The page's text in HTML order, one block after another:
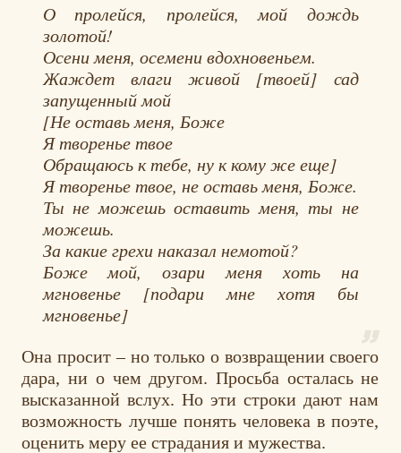
О пролейся, пролейся, мой дождь
золотой!
Осени меня, осемени вдохновеньем.
Жаждет влаги живой [твоей] сад
запущенный мой
[Не оставь меня, Боже
Я творенье твое
Обращаюсь к тебе, ну к кому же еще]
Я творенье твое, не оставь меня, Боже.
Ты не можешь оставить меня, ты не
можешь.
За какие грехи наказал немотой?
Боже мой, озари меня хоть на
мгновенье [подари мне хотя бы
мгновенье]
Она просит – но только о возвращении своего
дара, ни о чем другом. Просьба осталась не
высказанной вслух. Но эти строки дают нам
возможность лучше понять человека в поэте,
оценить меру ее страдания и мужества.